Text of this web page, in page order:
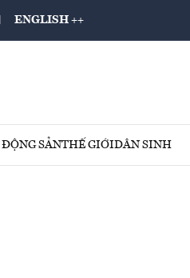
ENGLISH ++
SẢNTHẾ GIỚIDÂN SINH